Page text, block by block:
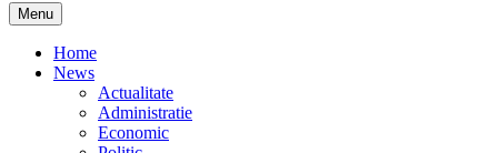
Menu Skip
to
content
Home
News
Actualitate
Administratie
Economic